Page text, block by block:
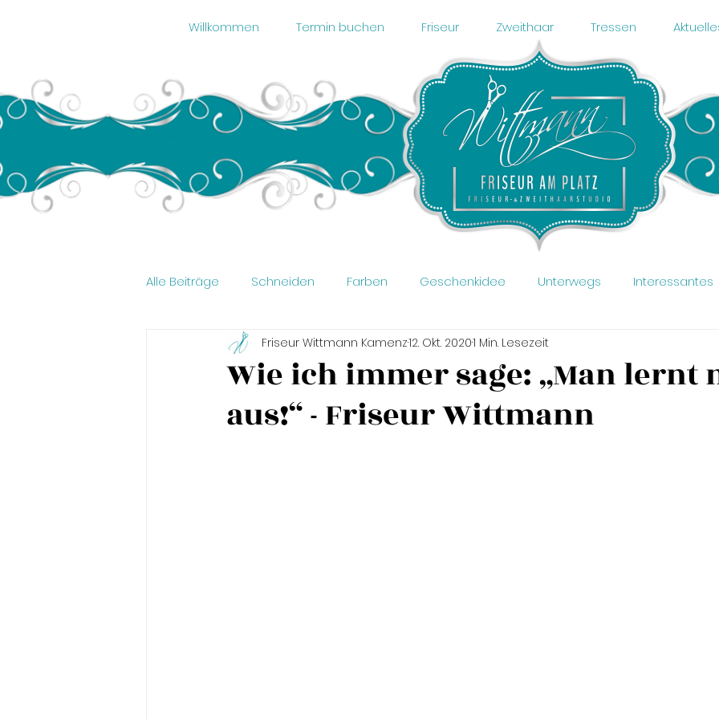
Willkommen Termin buchen Friseur Zweithaar Tressen
Alle Beiträge Schneiden Farben Geschenkidee Unterwegs Interessantes
Wie ich immer sage: „Man lernt
aus!“ - Friseur Wittmann
Friseur Wittmann Kamenz12. Okt. 20201 Min. Lesezeit